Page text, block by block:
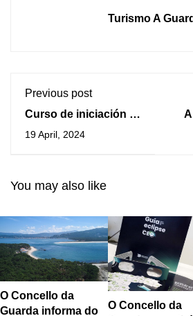
Turismo A
Previous post
Curso de iniciación á
cerámica no mes de
19 April, 2024
You may also like
O Concello da
Guarda informa do
O Concello da